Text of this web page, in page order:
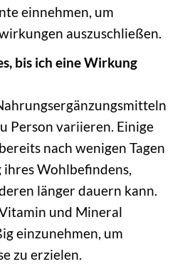
einnehmen, um
auszuschließen.
bis ich eine Wirkung
Person variieren. Einige
nach wenigen Tagen
ihres Wohlbefindens,
länger dauern kann.
und Mineral
einzunehmen, um
zu erzielen.